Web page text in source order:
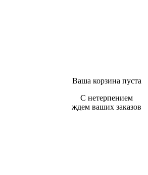
Ваша корзина пуста
С нетерпением
ждем ваших заказов